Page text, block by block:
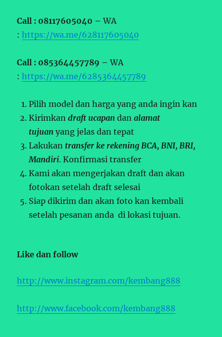
Call : 08117605040 –WA
:https://wa.me/628117605040
Call : 085364457789 –WA
:https://wa.me/6285364457789
Pilih model dan harga yang anda ingin kan
Kirimkandraft ucapan danalamat
tujuan yang jelas dan tepat
Lakukan transfer ke rekening BCA, BNI, BRI,
Mandiri. Konfirmasi transfer
Kami akan mengerjakan draft dan akan
fotokan setelah draft selesai
Siap dikirim dan akan foto kan kembali
setelah pesanan anda di lokasi tujuan.
Like dan follow
http://www.instagram.com/kembang888
http://www.facebook.com/kembang888